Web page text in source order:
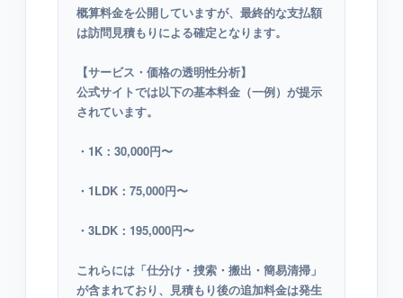
概算料金を公開していますが、最終的な支払額
は訪問見積もりによる確定となります。
【サービス・価格の透明性分析】
公式サイトでは以下の基本料金（一例）が提示
されています。
・1K：30,000円〜
・1LDK：75,000円〜
・3LDK：195,000円〜
これらには「仕分け・捜索・搬出・簡易清掃」
が含まれており、見積もり後の追加料金は発生